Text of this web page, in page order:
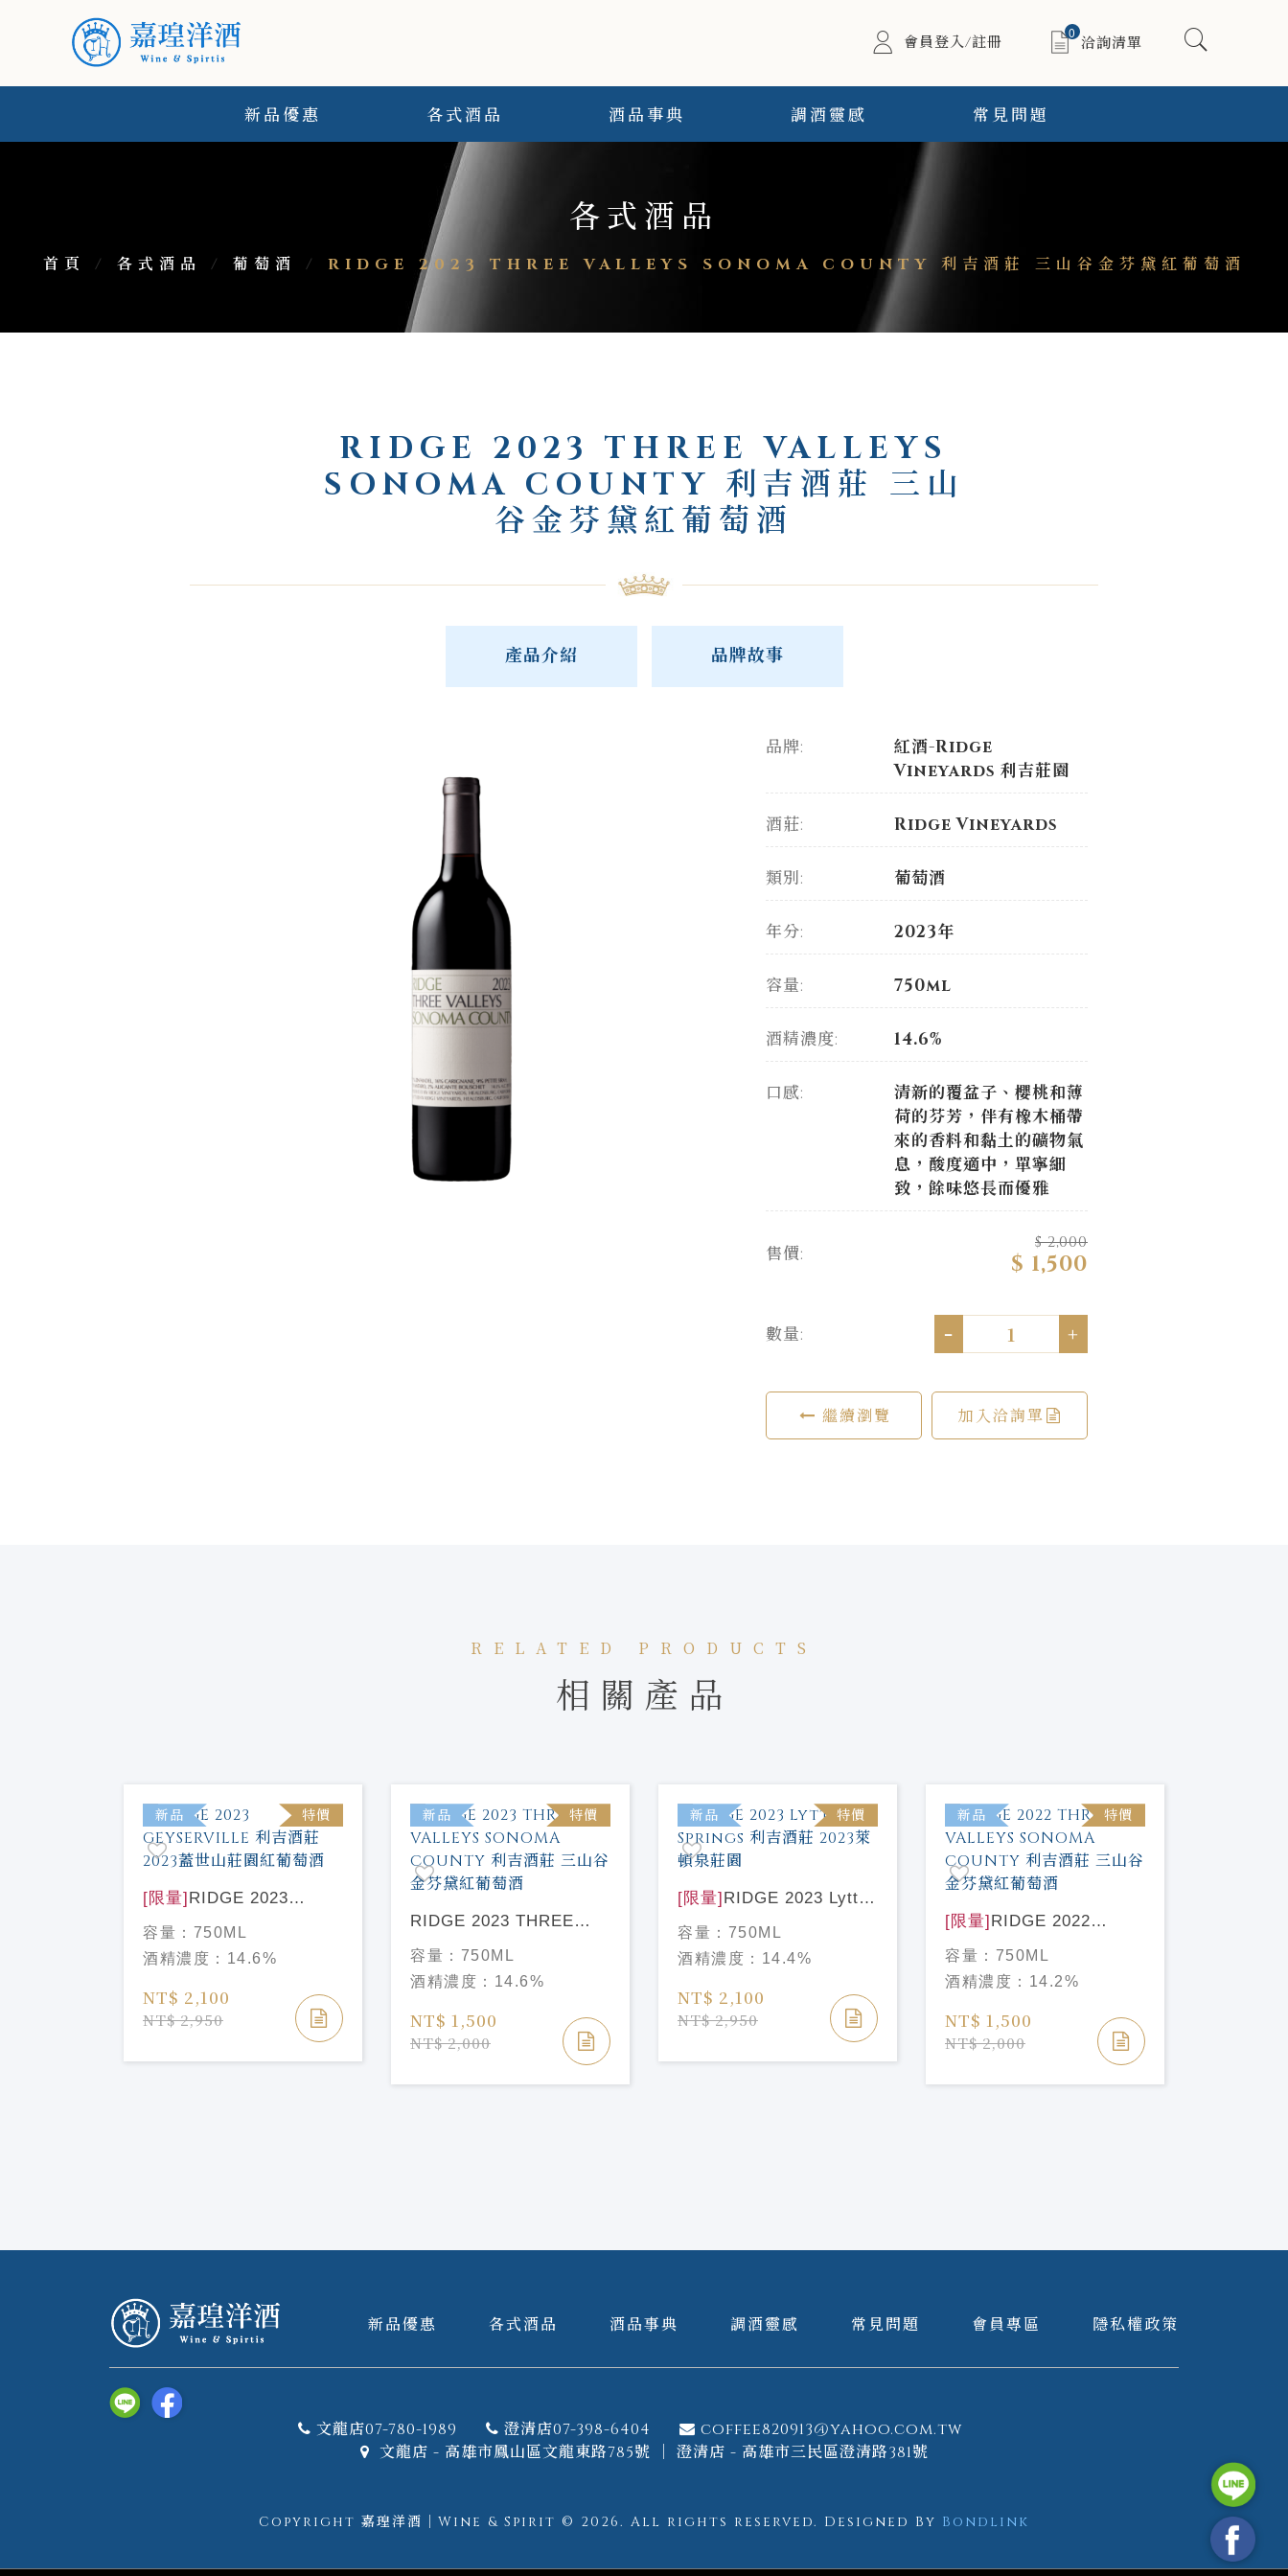
會員登入/註冊 0
洽詢清單
新品優惠 各式酒品 酒品事典 調酒靈感 常見問題
各式酒品
首頁 / 各式酒品 / 葡萄酒 / RIDGE 2023 THREE VALLEYS SONOMA COUNTY 利吉酒莊 三山谷金芬黛紅葡萄酒
RIDGE 2023 THREE VALLEYS
SONOMA COUNTY 利吉酒莊 三山
谷金芬黛紅葡萄酒
產品介紹 品牌故事
品牌:
紅酒-Ridge
Vineyards 利吉莊園
酒莊: Ridge Vineyards
類別: 葡萄酒
年分: 2023年
容量: 750ml
酒精濃度: 14.6%
口感:
清新的覆盆子、櫻桃和薄
荷的芬芳，伴有橡木桶帶
來的香料和黏土的礦物氣
息，酸度適中，單寧細
致，餘味悠長而優雅
售價:
$ 2,000
$ 1,500
數量: - +
繼續瀏覽 加入洽詢單
RELATED PRODUCTS
相關產品
新品 特價
[限量] RIDGE 2023
GEYSERVILLE 利吉酒莊
2023蓋世山莊園紅葡萄酒
容量： 750ML
酒精濃度： 14.6%
NT$ 2,100
NT$ 2,950
新品 特價
RIDGE 2023 THREE
VALLEYS SONOMA
COUNTY 利吉酒莊 三山
谷金芬黛紅葡萄酒
容量： 750ML
酒精濃度： 14.6%
NT$ 1,500
NT$ 2,000
新品 特價
[限量] RIDGE 2023 Lytton
Springs 利吉酒莊 2023萊
頓泉莊園
容量： 750ML
酒精濃度： 14.4%
NT$ 2,100
NT$ 2,950
新品 特價
[限量] RIDGE 2022
THREE VALLEYS
SONOMA COUNTY 利吉
酒莊 三山谷金芬黛紅葡萄
酒
容量： 750ML
酒精濃度： 14.2%
NT$ 1,500
NT$ 2,000
新品優惠 各式酒品 酒品事典 調酒靈感 常見問題 會員專區 隱私權政策
文龍店07-780-1989 澄清店07-398-6404
coffee820913@yahoo.com.tw
文龍店 - 高雄市鳳山區文龍東路785號 ｜ 澄清店 - 高雄市三民區澄清路381號
Copyright 嘉瑝洋酒｜Wine & Spirit © 2026. All rights reserved. Designed By Bondlink